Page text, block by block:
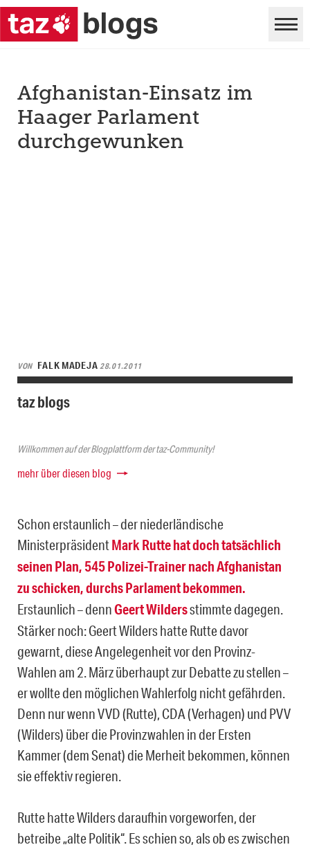
Afghanistan-Einsatz im
Haager Parlament
durchgewunken
VON FALK MADEJA28.01.2011
taz blogs
Willkommen auf der Blogplattform der taz-Community!
mehr über diesen blog
Schon erstaunlich – der niederländische
MinisterpräsidentMark Rutte hat doch tatsächlich
seinen Plan, 545 Polizei-Trainer nach Afghanistan
zu schicken, durchs Parlament bekommen.
Erstaunlich – dennGeert Wildersstimmte dagegen.
Stärker noch: Geert Wilders hatte Rutte davor
gewarnt, diese Angelegenheit vor den Provinz-
Wahlen am 2. März überhaupt zur Debatte zu stellen –
er wollte den möglichen Wahlerfolg nicht gefährden.
Denn nur wenn VVD (Rutte), CDA (Verhagen) und PVV
(Wilders) über die Provinzwahlen in der Ersten
Kammer (dem Senat) die Merheit bekommen, können
sie effektiv regieren.
Rutte hatte Wilders daraufhin vorgeworfen, der
betreibe „alte Politik“. Es schien so, als ob es zwischen